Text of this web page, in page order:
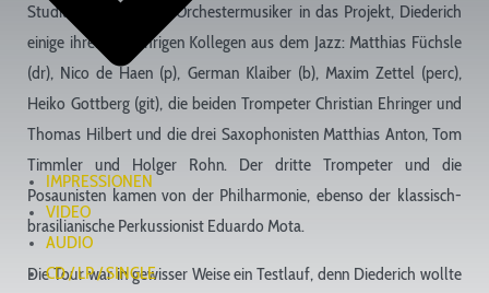
IMPRESSIONEN
VIDEO
AUDIO
CD / LP / SINGLE
Studium befindenden Orchestermusiker in das Projekt, Diederich
einige ihrer langjährigen Kollegen aus dem Jazz: Matthias Füchsle
(dr), Nico de Haen (p), German Klaiber (b), Maxim Zettel (perc),
Heiko Gottberg (git), die beiden Trompeter Christian Ehringer und
Thomas Hilbert und die drei Saxophonisten Matthias Anton, Tom
Timmler und Holger Rohn. Der dritte Trompeter und die
Posaunisten kamen von der Philharmonie, ebenso der klassisch-
brasilianische Perkussionist Eduardo Mota.
Die Tour war in gewisser Weise ein Testlauf, denn Diederich wollte